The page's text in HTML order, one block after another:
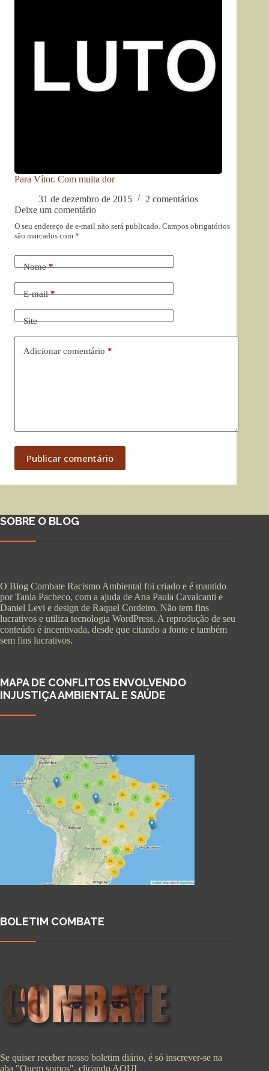
Para Vítor. Com muita dor
31 de dezembro de 2015
2 comentários
Deixe um comentário
O seu endereço de e-mail não será publicado. Campos obrigatórios
são marcados com *
Nome*
E-mail*
Site
Adicionar comentário *
Publicar comentário
SOBRE O BLOG
O Blog Combate Racismo Ambiental foi criado e é mantido
por Tania Pacheco, com a ajuda de Ana Paula Cavalcanti e
Daniel Levi e design de Raquel Cordeiro. Não tem fins
lucrativos e utiliza tecnologia WordPress. A reprodução de seu
conteúdo é incentivada, desde que citando a fonte e também
sem fins lucrativos.
MAPA DE CONFLITOS ENVOLVENDO
INJUSTIÇA AMBIENTAL E SAÚDE
BOLETIM COMBATE
Se quiser receber nosso boletim diário, é só inscrever-se na
aba "Quem somos", clicando AQUI